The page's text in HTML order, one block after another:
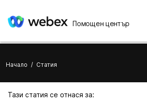
Помощен център
Начало / Статия
Тази статия се отнася за: